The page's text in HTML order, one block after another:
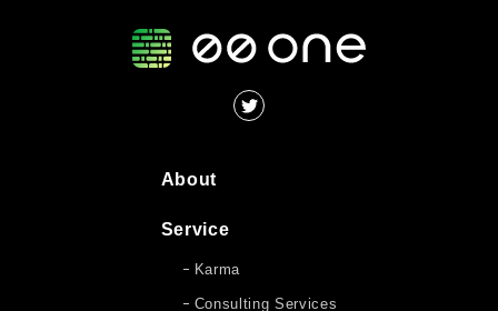
About
Service
Karma
Consulting Services